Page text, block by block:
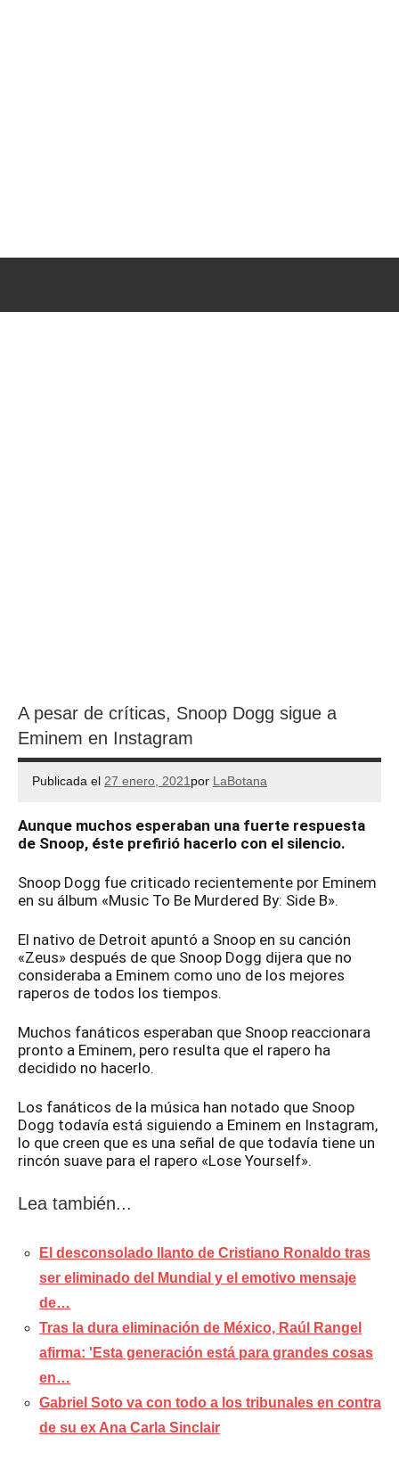
A pesar de críticas, Snoop Dogg sigue a
Eminem en Instagram
Publicada el 27 enero, 2021por LaBotana
Aunque muchos esperaban una fuerte respuesta
de Snoop, éste prefirió hacerlo con el silencio.
Snoop Dogg fue criticado recientemente por Eminem
en su álbum «Music To Be Murdered By: Side B».
El nativo de Detroit apuntó a Snoop en su canción
«Zeus» después de que Snoop Dogg dijera que no
consideraba a Eminem como uno de los mejores
raperos de todos los tiempos.
Muchos fanáticos esperaban que Snoop reaccionara
pronto a Eminem, pero resulta que el rapero ha
decidido no hacerlo.
Los fanáticos de la música han notado que Snoop
Dogg todavía está siguiendo a Eminem en Instagram,
lo que creen que es una señal de que todavía tiene un
rincón suave para el rapero «Lose Yourself».
Lea también...
El desconsolado llanto de Cristiano Ronaldo tras
ser eliminado del Mundial y el emotivo mensaje
de…
Tras la dura eliminación de México, Raúl Rangel
afirma: 'Esta generación está para grandes cosas
en…
Gabriel Soto va con todo a los tribunales en contra
de su ex Ana Carla Sinclair